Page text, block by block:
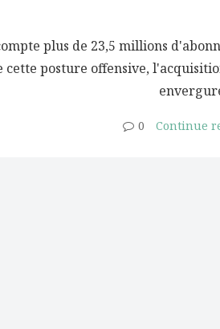
plus de 23,5 millions
cette posture offensive,
0 Continue